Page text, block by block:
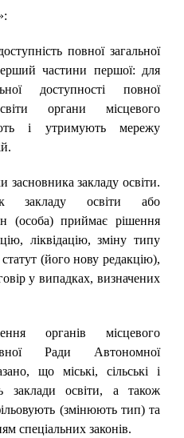
повної загальної
частини першої: для
доступності повної
органи місцевого
і утримують мережу
засновника закладу освіти.
закладу освіти або
(особа) приймає рішення
ліквідацію, зміну типу
(його нову редакцію),
у випадках, визначених
органів місцевого
Ради Автономної
що міські, сільські і
заклади освіти, а також
(змінюють тип) та
спеціальних законів.